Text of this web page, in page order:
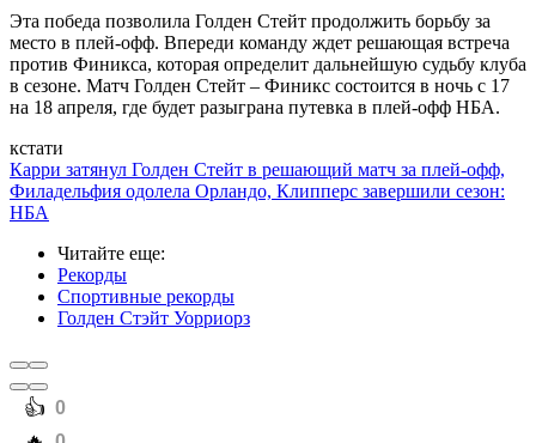
Эта победа позволила Голден Стейт продолжить борьбу за
место в плей-офф. Впереди команду ждет решающая встреча
против Финикса, которая определит дальнейшую судьбу клуба
в сезоне. Матч Голден Стейт – Финикс состоится в ночь с 17
на 18 апреля, где будет разыграна путевка в плей-офф НБА.
кстати
Карри затянул Голден Стейт в решающий матч за плей-офф,
Филадельфия одолела Орландо, Клипперс завершили сезон:
НБА
Читайте еще:
Рекорды
Спортивные рекорды
Голден Стэйт Уорриорз
️👍 0